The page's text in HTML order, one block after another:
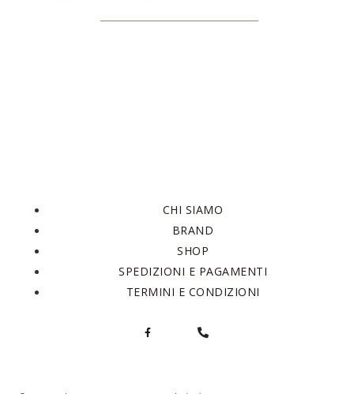
CHI SIAMO
BRAND
SHOP
SPEDIZIONI E PAGAMENTI
TERMINI E CONDIZIONI